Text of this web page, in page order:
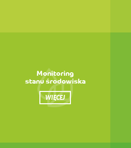
Monitoring
stanu środowiska
WIĘCEJ